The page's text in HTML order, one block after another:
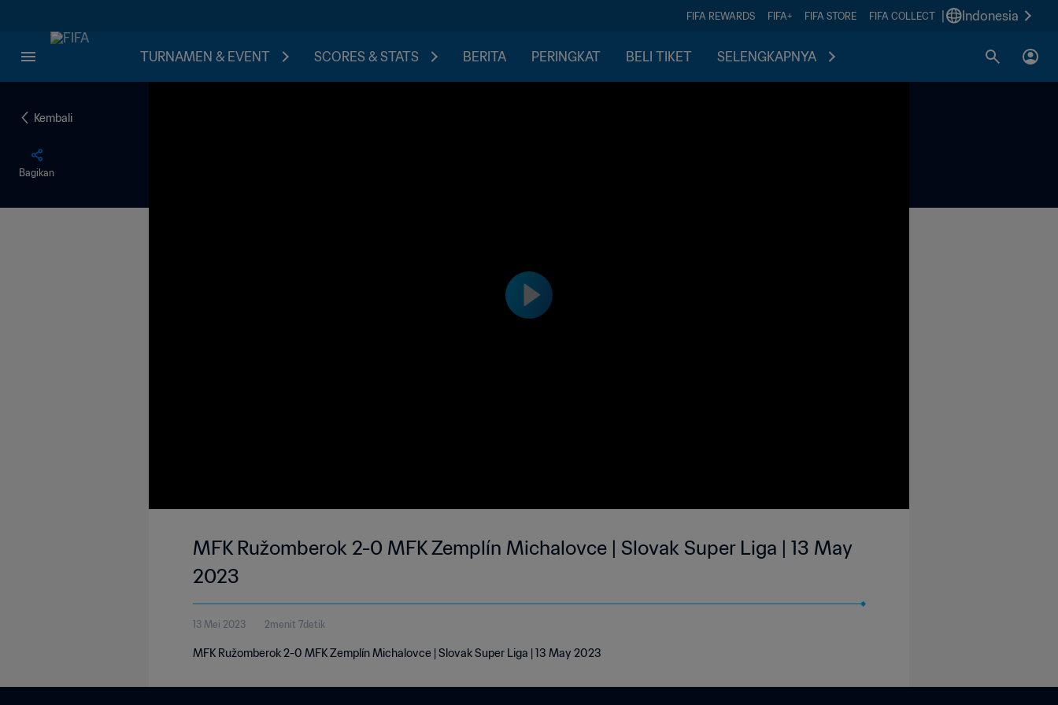
FIFA REWARDS FIFA+ FIFA STORE FIFA COLLECT Indonesia
TURNAMEN & EVENT SCORES & STATS BERITA PERINGKAT BELI TIKET SELENGKAPNYA
Kembali
Bagikan
MFK Ružomberok 2-0 MFK Zemplín Michalovce | Slovak Super Liga | 13 May
2023
13 Mei 2023 2menit 7detik
MFK Ružomberok 2-0 MFK Zemplín Michalovce | Slovak Super Liga | 13 May 2023